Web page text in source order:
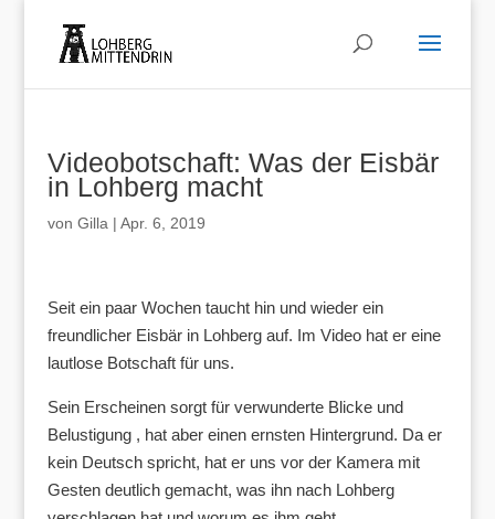
Videobotschaft: Was der Eisbär
in Lohberg macht
von Gilla | Apr. 6, 2019
Seit ein paar Wochen taucht hin und wieder ein
freundlicher Eisbär in Lohberg auf. Im Video hat er eine
lautlose Botschaft für uns.
Sein Erscheinen sorgt für verwunderte Blicke und
Belustigung , hat aber einen ernsten Hintergrund. Da er
kein Deutsch spricht, hat er uns vor der Kamera mit
Gesten deutlich gemacht, was ihn nach Lohberg